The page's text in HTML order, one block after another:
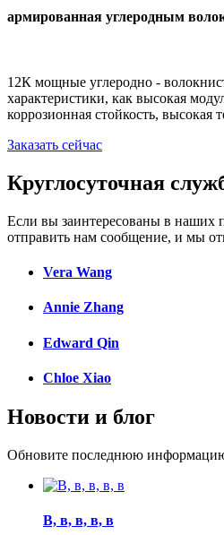
армированная углеродным
12К мощные углеродно -
характеристики, как высокая
коррозионная стойкость, высокая
Заказать сейчас
Круглосуточная
Если вы заинтересованы в наших
отправить нам сообщение, и мы
Vera Wang
Annie Zhang
Edward Qin
Chloe Xiao
Новости и блог
Обновите последнюю
В, в, в, в, в